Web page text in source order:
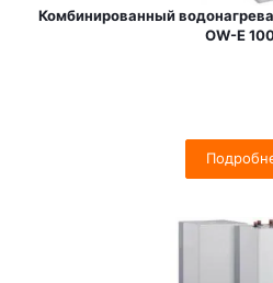
Комбинированный
OW-E